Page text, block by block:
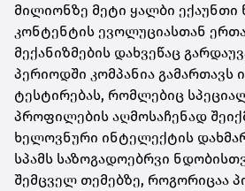
მილიონზე მეტი ყალბი ექაუნთი
კონტენტის ევოლუციასთან
მექანიზმების დახვეწაც
პერიოდში კომპანია გამართავს
ტესტირებას, რომლებიც
პროფილების აღმოსაჩენად
ხელოვნური ინტელექტის
სპამს საზოგადოებრვი
შემცველ თემებზე, როგორიცაა